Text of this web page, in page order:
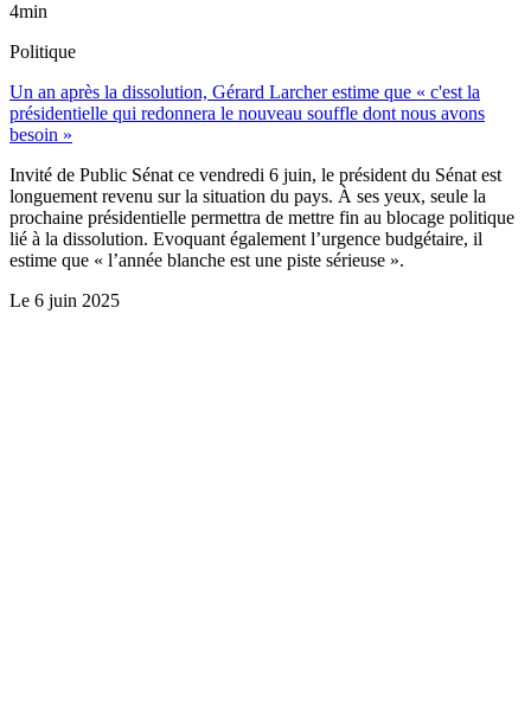
4min
Politique
Un an après la dissolution, Gérard Larcher estime que « c'est la
présidentielle qui redonnera le nouveau souffle dont nous avons
besoin »
Invité de Public Sénat ce vendredi 6 juin, le président du Sénat est
longuement revenu sur la situation du pays. À ses yeux, seule la
prochaine présidentielle permettra de mettre fin au blocage politique
lié à la dissolution. Evoquant également l’urgence budgétaire, il
estime que « l’année blanche est une piste sérieuse ».
Le 6 juin 2025